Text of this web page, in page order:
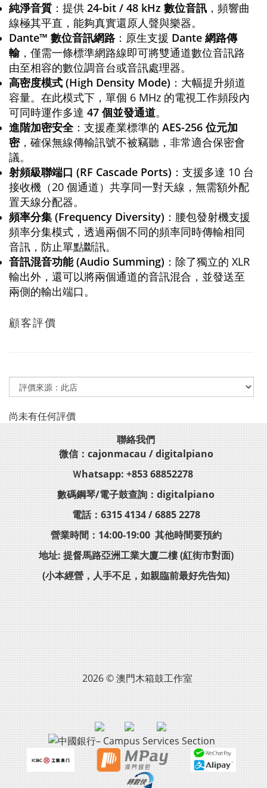
純淨音質 ：提供 24-bit / 48 kHz 數位音訊 ，頻響曲
線極其平直，能夠真實還原人聲與樂器。
Dante™ 數位音訊網路：原生支援 Dante 網路傳
輸，僅需一條標準網路線即可將雙通道數位音訊路
由至相容的數位調音台或音訊處理器。
高密度模式 (High Density Mode) ：大幅提升頻道
容量。在此模式下，單個 6 MHz 的電視工作頻段內
可同時運作多達 47 個並發通道。
進階加密安全：支援產業標準的 AES-256 位元加
密，確保無線傳輸訊號不被竊聽，非常適合保密會
議。
射頻級聯端口 (RF Cascade Ports) ：支援多達 10 台
接收機（20 個通道）共享同一對天線，無需額外配
置天線分配器。
頻率分集 (Frequency Diversity) ：腰包發射機支援
頻率分集模式，透過兩個不同的頻率同時傳輸相同
音訊，防止單點斷訊。
音訊混音功能 (Audio Summing) ：除了獨立的 XLR
輸出外，還可以將兩個通道的音訊混合，並發送至
兩側的輸出端口。
顧客評價
尚未有任何評價
聯絡我們
微信：cajonmacau / digitalpiano
Ｗhatsapp: +853 68852278
數碼鋼琴/電子鼓查詢：digitalpiano
電話：6315 4134 / 6885 2278
營業時間：14:00-19:00 其他時間要預約
地址: 提督馬路亞洲工業大廈二樓 (紅街市對面)
(小本經營，人手不足，如親臨前最好先告知)
2026 © 澳門木箱鼓工作室